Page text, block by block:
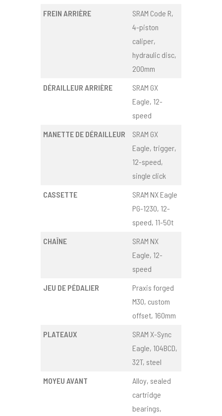
FREIN ARRIÈRE
SRAM Code R,
4-piston
caliper,
hydraulic disc,
200mm
DÉRAILLEUR ARRIÈRE
SRAM GX
Eagle, 12-
speed
MANETTE DE DÉRAILLEUR
SRAM GX
Eagle, trigger,
12-speed,
single click
CASSETTE
SRAM NX Eagle
PG-1230, 12-
speed, 11-50t
CHAÎNE
SRAM NX
Eagle, 12-
speed
JEU DE PÉDALIER
Praxis forged
M30, custom
offset, 160mm
PLATEAUX
SRAM X-Sync
Eagle, 104BCD,
32T, steel
MOYEU AVANT
Alloy, sealed
cartridge
bearings,